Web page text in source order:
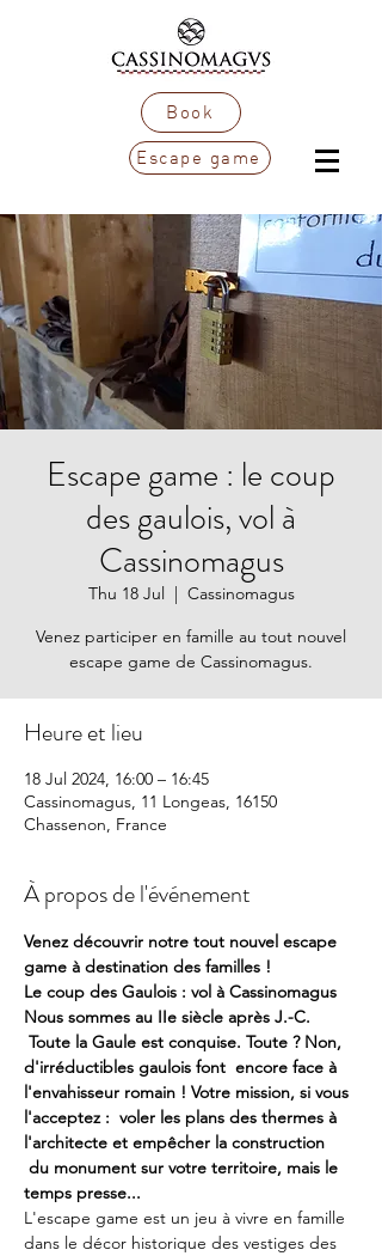
Book
Escape game
Escape game : le coup
des gaulois, vol à
Cassinomagus
Thu 18 Jul
  |
Cassinomagus
Venez participer en famille au tout nouvel
escape game de Cassinomagus.
Heure et lieu
18 Jul 2024, 16:00 – 16:45
Cassinomagus, 11 Longeas, 16150
Chassenon, France
À propos de l'événement
Venez découvrir notre tout nouvel escape
game à destination des familles !
Le coup des Gaulois : vol à Cassinomagus
Nous sommes au IIe siècle après J.-C.
Toute la Gaule est conquise. Toute ? Non,
d'irréductibles gaulois font  encore face à
l'envahisseur romain ! Votre mission, si vous
l'acceptez :  voler les plans des thermes à
l'architecte et empêcher la construction
du monument sur votre territoire, mais le
temps presse...
L'escape game est un jeu à vivre en famille
dans le décor historique des vestiges des